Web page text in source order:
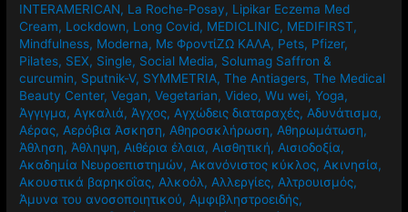
INTERAMERICAN, La Roche-Posay, Lipikar Eczema Med
Cream, Lockdown, Long Covid, MEDICLINIC, MEDIFIRST,
Mindfulness, Moderna, Mε ΦροντίΖΩ ΚΑΛΑ, Pets, Pfizer,
Pilates, SEX, Single, Social Media, Solumag Saffron &
curcumin, Sputnik-V, SYMMETRIA,The Antiagers,The Medical
Beauty Center,Vegan,Vegetarian,Video,Wu wei,Yoga,
Άγγιγμα, Αγκαλιά, Άγχος, Αγχώδεις διαταραχές, Αδυνάτισμα,
Αέρας, Αερόβια Άσκηση, Αθηροσκλήρωση, Αθηρωμάτωση,
Άθληση, Άθληψη, Αιθέρια έλαια, Αισθητική, Αισιοδοξία,
Ακαδημία Νευροεπιστημών, Ακανόνιστος κύκλος, Ακινησία,
Ακουστικά βαρηκοΐας, Αλκοόλ, Αλλεργίες, Αλτρουισμός,
Άμυνα του ανοσοποιητικού, Αμφιβληστροειδής,